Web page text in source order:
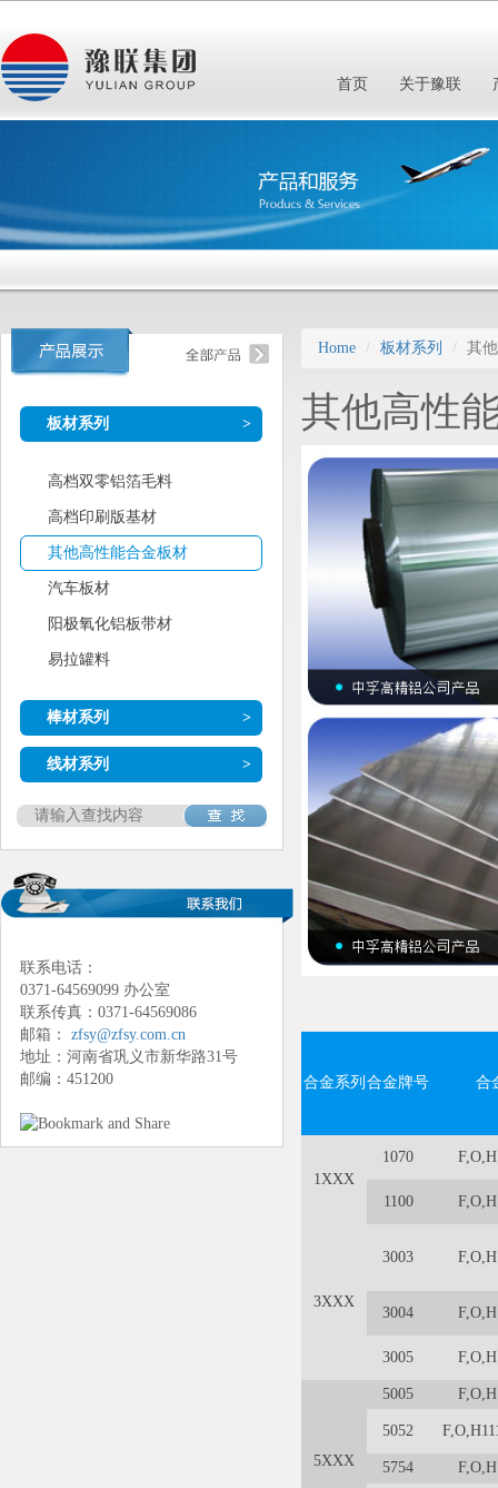
首页 关于豫联
板材系列 >
高档双零铝箔毛料
高档印刷版基材
其他高性能合金板材
汽车板材
阳极氧化铝板带材
易拉罐料
棒材系列 >
线材系列 >
联系电话：
0371-64569099 办公室
联系传真：0371-64569086
邮箱： zfsy@zfsy.com.cn
地址：河南省巩义市新华路31号
邮编：451200
Home 板材系列 其
其他高性
合金系列 合金牌号 合
1XXX
1070
1100
3XXX
3003
3004
3005
5XXX
5005
5052
5754